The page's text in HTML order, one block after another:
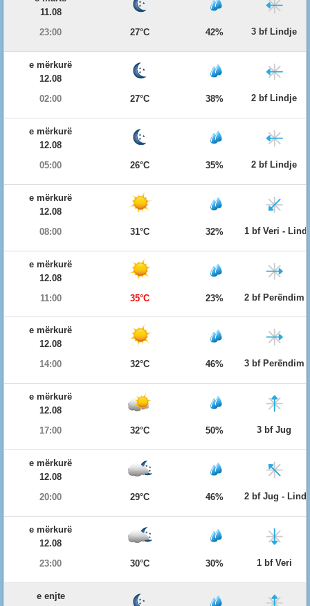
11.08
23:00
27°C 42% 3 bf Lindje
e mërkurë
12.08
02:00
27°C 38% 2 bf Lindje
e mërkurë
12.08
05:00
26°C 35% 2 bf Lindje
e mërkurë
12.08
08:00
31°C 32% 1 bf Veri -
e mërkurë
12.08
11:00
35°C 23% 2 bf Perëndim
e mërkurë
12.08
14:00
32°C 46% 3 bf Perëndim
e mërkurë
12.08
17:00
32°C 50% 3 bf Jug
e mërkurë
12.08
20:00
29°C 46% 2 bf Jug -
e mërkurë
12.08
23:00
30°C 30% 1 bf Veri
e enjte